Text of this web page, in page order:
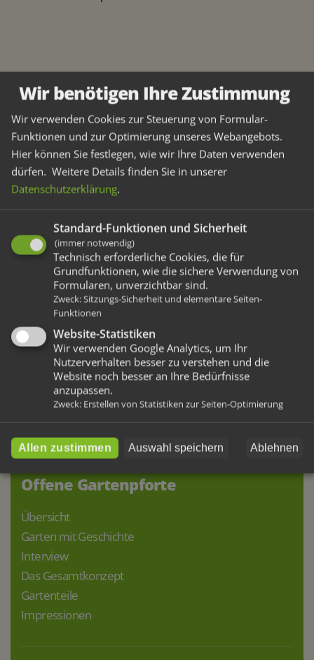
Weitere Artikel
Vorherige Nächste
Wesser Aktuell
Hier regt sich viel
Erfahren Sie Neuigkeiten von den Wesser-
Glücksbringern, informieren Sie sich zu aktuellen
Events und finden Sie hilfreiche Informationen.
Schauen Sie immer mal wieder vorbei – wir
freuen uns auf Sie!
Offene Gartenpforte
Übersicht
Garten mit Geschichte
Interview
Das Gesamtkonzept
Gartenteile
Impressionen
Wir benötigen Ihre Zustimmung
Wir verwenden Cookies zur Steuerung von Formular-
Funktionen und zur Optimierung unseres Webangebots.
Hier können Sie festlegen, wie wir Ihre Daten verwenden
dürfen. Weitere Details finden Sie in unserer
Datenschutzerklärung.
Standard-Funktionen und Sicherheit
(immer notwendig)
Technisch erforderliche Cookies, die für
Grundfunktionen, wie die sichere Verwendung von
Formularen, unverzichtbar sind.
Zweck:Sitzungs-Sicherheit und elementare Seiten-
Funktionen
Website-Statistiken
Wir verwenden Google Analytics, um Ihr
Nutzerverhalten besser zu verstehen und die
Website noch besser an Ihre Bedürfnisse
anzupassen.
Zweck: Erstellen von Statistiken zur Seiten-Optimierung
Allen zustimmen Auswahl speichern Ablehnen